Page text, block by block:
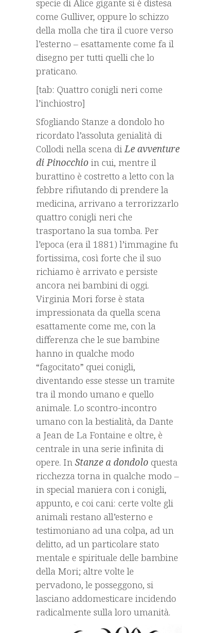
specie di Alice gigante si è distesa
come Gulliver, oppure lo schizzo
della molla che tira il cuore verso
l’esterno – esattamente come fa il
disegno per tutti quelli che lo
praticano.
[tab: Quattro conigli neri come
l’inchiostro]
Sfogliando Stanze a dondolo ho
ricordato l’assoluta genialità di
Collodi nella scena diLe avventure
di Pinocchio in cui, mentre il
burattino è costretto a letto con la
febbre rifiutando di prendere la
medicina, arrivano a terrorizzarlo
quattro conigli neri che
trasportano la sua tomba. Per
l’epoca (era il 1881) l’immagine fu
fortissima, così forte che il suo
richiamo è arrivato e persiste
ancora nei bambini di oggi.
Virginia Mori forse è stata
impressionata da quella scena
esattamente come me, con la
differenza che le sue bambine
hanno in qualche modo
“fagocitato” quei conigli,
diventando esse stesse un tramite
tra il mondo umano e quello
animale. Lo scontro-incontro
umano con la bestialità, da Dante
a Jean de La Fontaine e oltre, è
centrale in una serie infinita di
opere. InStanze a dondolo questa
ricchezza torna in qualche modo –
in special maniera con i conigli,
appunto, e coi cani: certe volte gli
animali restano all’esterno e
testimoniano ad una colpa, ad un
delitto, ad un particolare stato
mentale e spirituale delle bambine
della Mori; altre volte le
pervadono, le posseggono, si
lasciano addomesticare incidendo
radicalmente sulla loro umanità.